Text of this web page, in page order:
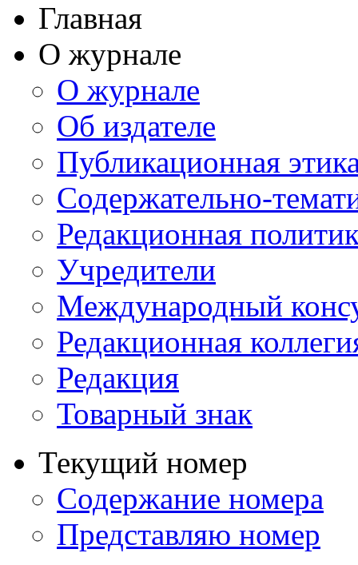
Главная
О журнале
О журнале
Об издателе
Публикационная
Содержательно-
Редакционная
Учредители
Международный
Редакционная
Редакция
Товарный знак
Текущий номер
Содержание номера
Представляю номер